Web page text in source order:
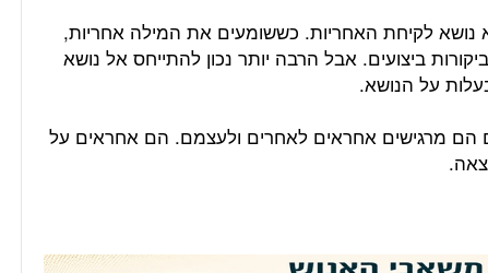
נושא לקיחת האחריות. כששומעים את המילה אחריות,
ביצועים. אבל הרבה יותר נכון להתייחס אל נושא
על הנושא.
הם מרגישים אחראים לאחרים ולעצמם. הם אחראים על